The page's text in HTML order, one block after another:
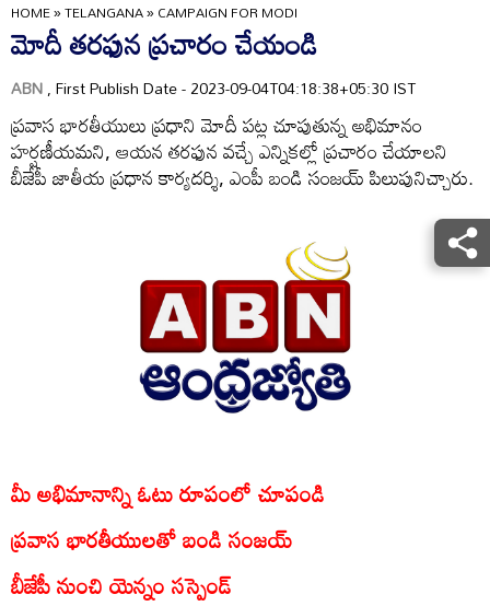
HOME»TELANGANA»CAMPAIGN FOR MODI
మోదీ తరఫున ప్రచారం చేయండి
ABN, First Publish Date - 2023-09-04T04:18:38+05:30 IST
ప్రవాస భారతీయులు ప్రధాని మోదీ పట్ల చూపుతున్న అభిమానం
హర్షణీయమని, ఆయన తరఫున వచ్చే ఎన్నికల్లో ప్రచారం చేయాలని
బీజేపీ జాతీయ ప్రధాన కార్యదర్శి, ఎంపీ బండి సంజయ్‌ పిలుపునిచ్చారు.
మీ అభిమానాన్ని ఓటు రూపంలో చూపండి
ప్రవాస భారతీయులతో బండి సంజయ్‌
బీజేపీ నుంచి యెన్నం సస్పెండ్‌